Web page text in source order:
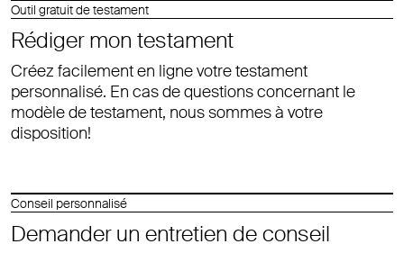
Outil gratuit de testament
Rédiger mon testament
Créez facilement en ligne votre testament
personnalisé. En cas de questions concernant le
modèle de testament, nous sommes à votre
disposition!
Conseil personnalisé
Demander un entretien de conseil